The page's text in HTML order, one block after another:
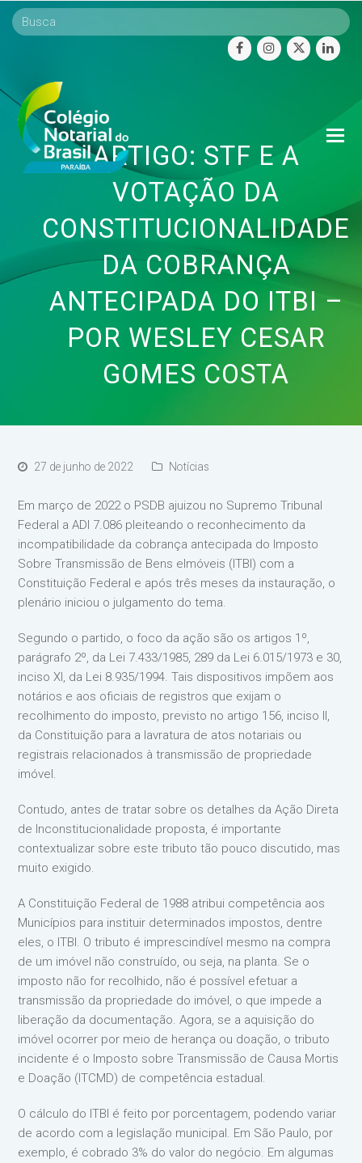
facebookinstagram
twitter
ARTIGO: STF E A
VOTAÇÃO DA
CONSTITUCIONALIDADE
DA COBRANÇA
ANTECIPADA DO ITBI –
POR WESLEY CESAR
GOMES COSTA
27 de junho de 2022 Notícias
Em março de 2022 o PSDB ajuizou no Supremo Tribunal
Federal a ADI 7.086 pleiteando o reconhecimento da
incompatibilidade da cobrança antecipada do Imposto
Sobre Transmissão de Bens eImóveis (ITBI) com a
Constituição Federal e após três meses da instauração, o
plenário iniciou o julgamento do tema.
Segundo o partido, o foco da ação são os artigos 1º,
parágrafo 2º, da Lei 7.433/1985, 289 da Lei 6.015/1973 e 30,
inciso XI, da Lei 8.935/1994. Tais dispositivos impõem aos
notários e aos oficiais de registros que exijam o
recolhimento do imposto, previsto no artigo 156, inciso II,
da Constituição para a lavratura de atos notariais ou
registrais relacionados à transmissão de propriedade
imóvel.
Contudo, antes de tratar sobre os detalhes da Ação Direta
de Inconstitucionalidade proposta, é importante
contextualizar sobre este tributo tão pouco discutido, mas
muito exigido.
A Constituição Federal de 1988 atribui competência aos
Municípios para instituir determinados impostos, dentre
eles, o ITBI. O tributo é imprescindível mesmo na compra
de um imóvel não construído, ou seja, na planta. Se o
imposto não for recolhido, não é possível efetuar a
transmissão da propriedade do imóvel, o que impede a
liberação da documentação. Agora, se a aquisição do
imóvel ocorrer por meio de herança ou doação, o tributo
incidente é o Imposto sobre Transmissão de Causa Mortis
e Doação (ITCMD) de competência estadual.
O cálculo do ITBI é feito por porcentagem, podendo variar
de acordo com a legislação municipal. Em São Paulo, por
exemplo, é cobrado 3% do valor do negócio. Em algumas